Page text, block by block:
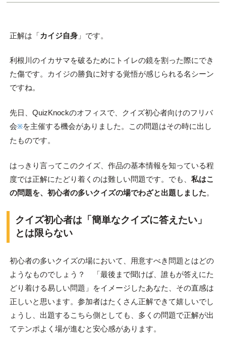
正解は「カイジ自身」です。
利根川のイカサマを破るためにトイレの鏡を割った際にでき
た傷です。カイジの勝負に対する覚悟が感じられる名シーン
ですね。
先日、QuizKnockのオフィスで、クイズ初心者向けのフリバ
会※を主催する機会がありました。この問題はその時に出し
たものです。
はっきり言ってこのクイズ、作品の基本情報を知っている程
度では正解にたどり着くのは難しい問題です。でも、 私はこ
の問題を、初心者の多いクイズの場でわざと出題しました。
クイズ初心者は「簡単なクイズに答えたい」
とは限らない
初心者の多いクイズの場において、用意すべき問題とはどの
ようなものでしょう？ 「最後まで聞けば、誰もが答えにた
どり着ける易しい問題」をイメージしたあなた、その直感は
正しいと思います。参加者はたくさん正解できて嬉しいでし
ょうし、出題するこちら側としても、多くの問題で正解が出
てテンポよく場が進むと安心感があります。